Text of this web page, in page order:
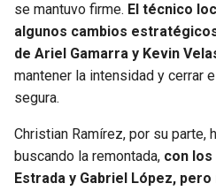
se mantuvo firme. El técnico
algunos cambios
de Ariel Gamarra y Kevin
mantener la intensidad y cerrar
segura.
Christian Ramírez, por su parte,
buscando la remontada, con
Estrada y Gabriel López,